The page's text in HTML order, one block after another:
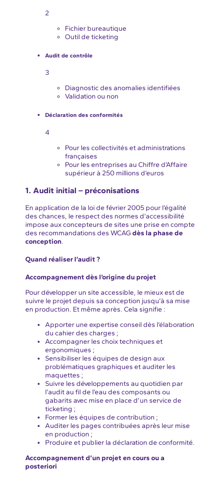
2
Fichier bureautique
Outil de ticketing
Audit de contrôle
3
Diagnostic des anomalies identifiées
Validation ou non
Déclaration des conformités
4
Pour les collectivités et administrations
françaises
Pour les entreprises au Chiffre d’Affaire
supérieur à 250 millions d’euros
1. Audit initial – préconisations
En application de la loi de février 2005 pour l’égalité
des chances, le respect des normes d’accessibilité
impose aux concepteurs de sites une prise en compte
des recommandations des WCAGdès la phase de
conception.
Quand réaliser l’audit ?
Accompagnement dès l’origine du projet
Pour développer un site accessible, le mieux est de
suivre le projet depuis sa conception jusqu’à sa mise
en production. Et même après. Cela signifie :
Apporter une expertise conseil dès l’élaboration
du cahier des charges ;
Accompagner les choix techniques et
ergonomiques ;
Sensibiliser les équipes de design aux
problématiques graphiques et auditer les
maquettes ;
Suivre les développements au quotidien par
l’audit au fil de l’eau des composants ou
gabarits avec mise en place d’un service de
ticketing ;
Former les équipes de contribution ;
Auditer les pages contribuées après leur mise
en production ;
Produire et publier la déclaration de conformité.
Accompagnement d’un projet en cours ou a
posteriori